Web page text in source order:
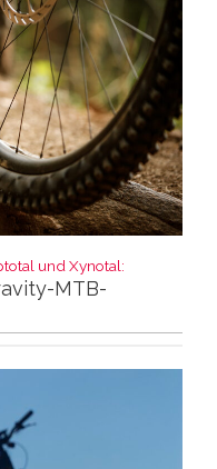
und Xynotal:
MTB-